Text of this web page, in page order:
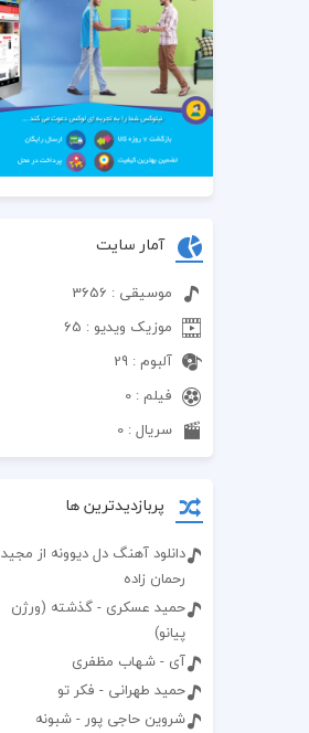
آمار سایت
موسیقی : 3656
موزیک ویدیو : 65
آلبوم : 29
فیلم : 0
سریال : 0
پربازدیدترین ها
دانلود آهنگ دل دیوونه از مجید
رحمان زاده
حمید عسکری - گذشته (ورژن
پیانو)
آی - شهاب مظفری
حمید طهرانی - فکر تو
شروین حاجی پور - شبونه